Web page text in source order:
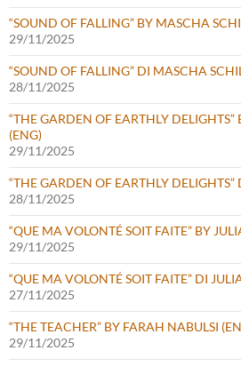
“SOUND OF FALLING” BY MASCHA
29/11/2025
“SOUND OF FALLING” DI MASCHA
28/11/2025
“THE GARDEN OF EARTHLY
(ENG)
29/11/2025
“THE GARDEN OF EARTHLY
28/11/2025
“QUE MA VOLONTÉ SOIT FAITE” BY
29/11/2025
“QUE MA VOLONTÉ SOIT FAITE” DI
27/11/2025
“THE TEACHER” BY FARAH NABULSI
29/11/2025